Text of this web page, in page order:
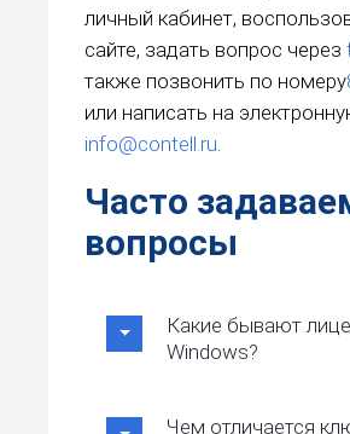
личный кабинет,
сайте, задать вопрос через
также позвонить по номеру
или написать на
info@contell.ru.
Часто
вопросы
Какие бывают
Windows?
Чем отличается